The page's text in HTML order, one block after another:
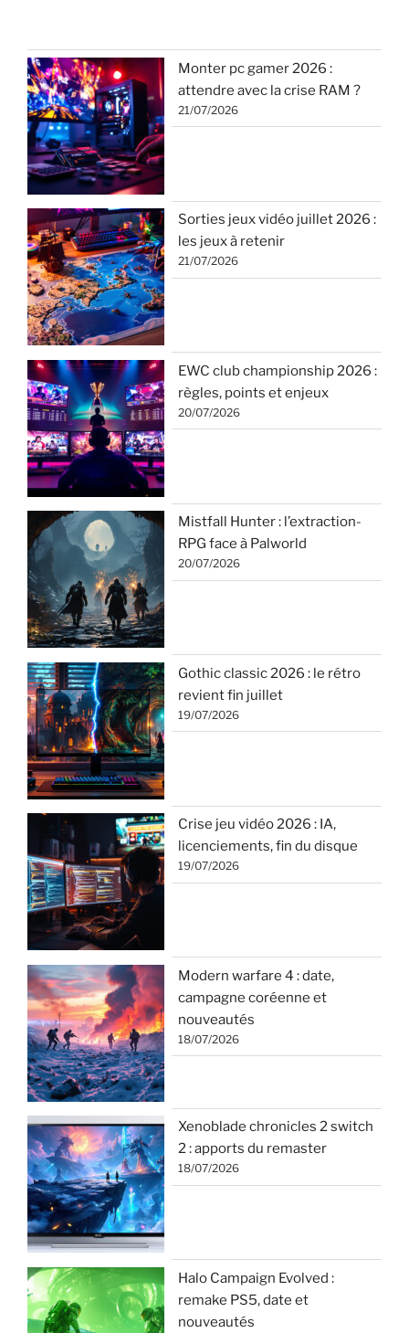
Monter pc gamer 2026 :
attendre avec la crise RAM ?
21/07/2026
Sorties jeux vidéo juillet 2026 :
les jeux à retenir
21/07/2026
EWC club championship 2026 :
règles, points et enjeux
20/07/2026
Mistfall Hunter : l’extraction-
RPG face à Palworld
20/07/2026
Gothic classic 2026 : le rétro
revient fin juillet
19/07/2026
Crise jeu vidéo 2026 : IA,
licenciements, fin du disque
19/07/2026
Modern warfare 4 : date,
campagne coréenne et
nouveautés
18/07/2026
Xenoblade chronicles 2 switch
2 : apports du remaster
18/07/2026
Halo Campaign Evolved :
remake PS5, date et
nouveautés